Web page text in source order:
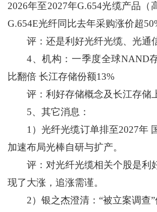
2026年至2027年G.654光缆产品（
G.654E光纤同比去年采购涨价超
评：还是利好光纤光缆、光通
4、机构：一季度全球NAND
比翻倍 长江存储份额13%
评：利好存储概念及长江存储
5、其它消息：
1）光纤光缆订单排至2027年
加速布局光棒自研与扩产。
评：对光纤光缆相关个股是利
现了大涨，追涨需谨。
2）银之杰澄清：“被立案调查”